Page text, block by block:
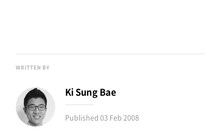
WRITTEN BY
Ki Sung Bae
Published 03 Feb 2008